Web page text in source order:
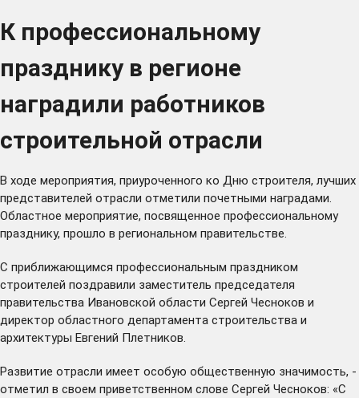
К профессиональному
празднику в регионе
наградили работников
строительной отрасли
В ходе мероприятия, приуроченного ко Дню строителя, лучших
представителей отрасли отметили почетными наградами.
Областное мероприятие, посвященное профессиональному
празднику, прошло в региональном правительстве.
С приближающимся профессиональным праздником
строителей поздравили заместитель председателя
правительства Ивановской области Сергей Чесноков и
директор областного департамента строительства и
архитектуры Евгений Плетников.
Развитие отрасли имеет особую общественную значимость, -
отметил в своем приветственном слове Сергей Чесноков: «С